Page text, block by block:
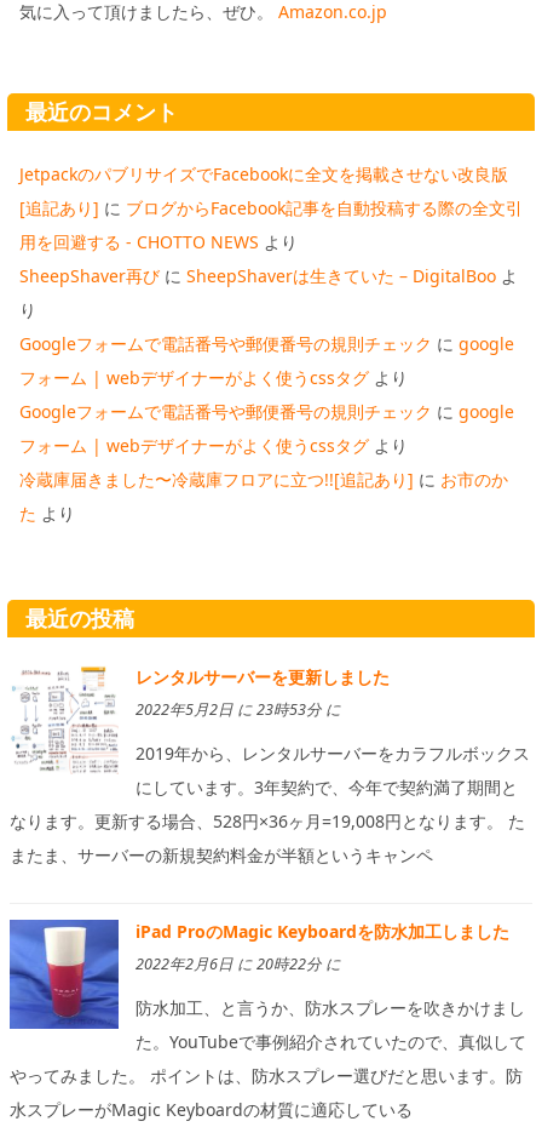
気に入って頂けましたら、ぜひ。 Amazon.co.jp
最近のコメント
JetpackのパブリサイズでFacebookに全文を掲載させない改良版
[追記あり] に ブログからFacebook記事を自動投稿する際の全文引
用を回避する - CHOTTO NEWS より
SheepShaver再び に SheepShaverは生きていた – DigitalBoo よ
り
Googleフォームで電話番号や郵便番号の規則チェック に google
フォーム | webデザイナーがよく使うcssタグ より
Googleフォームで電話番号や郵便番号の規則チェック に google
フォーム | webデザイナーがよく使うcssタグ より
冷蔵庫届きました〜冷蔵庫フロアに立つ!![追記あり] に お市のか
た より
最近の投稿
レンタルサーバーを更新しました
2022年5月2日 に 23時53分 に
2019年から、レンタルサーバーをカラフルボックス
にしています。3年契約で、今年で契約満了期間と
なります。更新する場合、528円×36ヶ月=19,008円となります。 た
またま、サーバーの新規契約料金が半額というキャンペ
iPad ProのMagic Keyboardを防水加工しました
2022年2月6日 に 20時22分 に
防水加工、と言うか、防水スプレーを吹きかけまし
た。YouTubeで事例紹介されていたので、真似して
やってみました。 ポイントは、防水スプレー選びだと思います。防
水スプレーがMagic Keyboardの材質に適応している